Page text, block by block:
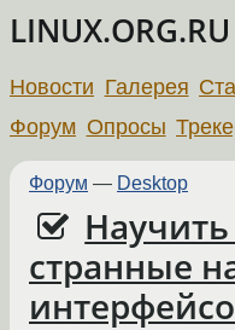
LINUX.ORG.RU
Новости Галерея
Форум Опросы
Форум — Desktop
странные